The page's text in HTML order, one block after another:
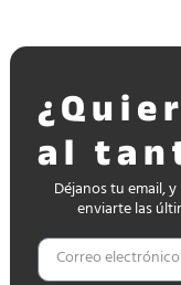
al
Déjanos tu email,
enviarte las